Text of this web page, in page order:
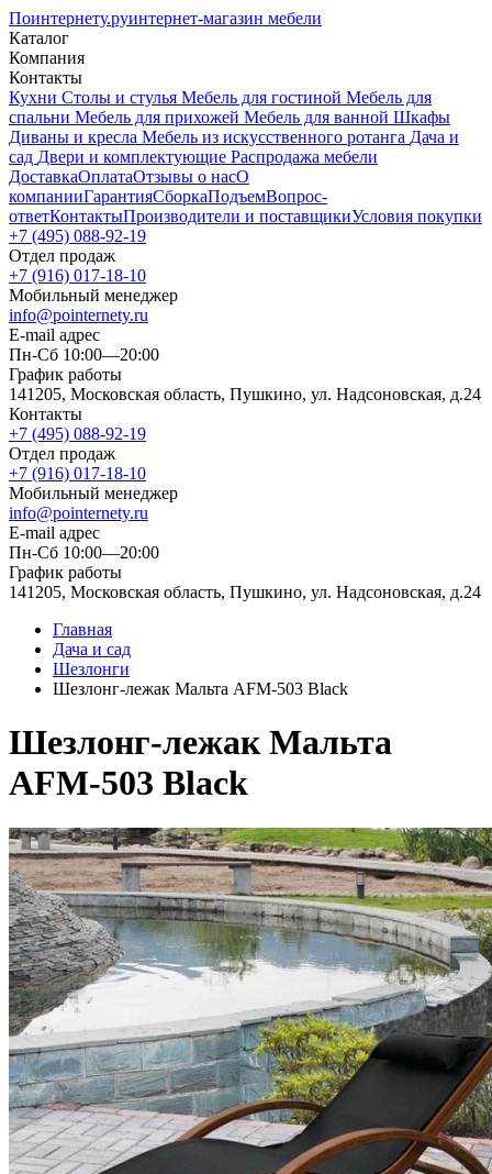
Поинтернету.руинтернет-магазин мебели
Каталог
Компания
Контакты
Кухни Столы и стулья Мебель для гостиной Мебель для
спальни Мебель для прихожей Мебель для ванной Шкафы
Диваны и кресла Мебель из искусственного ротанга Дача и
сад Двери и комплектующие Распродажа мебели
ДоставкаОплатаОтзывы о насО
компанииГарантияСборкаПодъемВопрос-
ответКонтактыПроизводители и поставщикиУсловия покупки
+7 (495) 088-92-19
Отдел продаж
+7 (916) 017-18-10
Мобильный менеджер
info@pointernety.ru
E-mail адрес
Пн-Сб 10:00—20:00
График работы
141205, Московская область, Пушкино, ул. Надсоновская, д.24
Контакты
+7 (495) 088-92-19
Отдел продаж
+7 (916) 017-18-10
Мобильный менеджер
info@pointernety.ru
E-mail адрес
Пн-Сб 10:00—20:00
График работы
141205, Московская область, Пушкино, ул. Надсоновская, д.24
Главная
Дача и сад
Шезлонги
Шезлонг-лежак Мальта AFM-503 Black
Шезлонг-лежак Мальта
AFM-503 Black